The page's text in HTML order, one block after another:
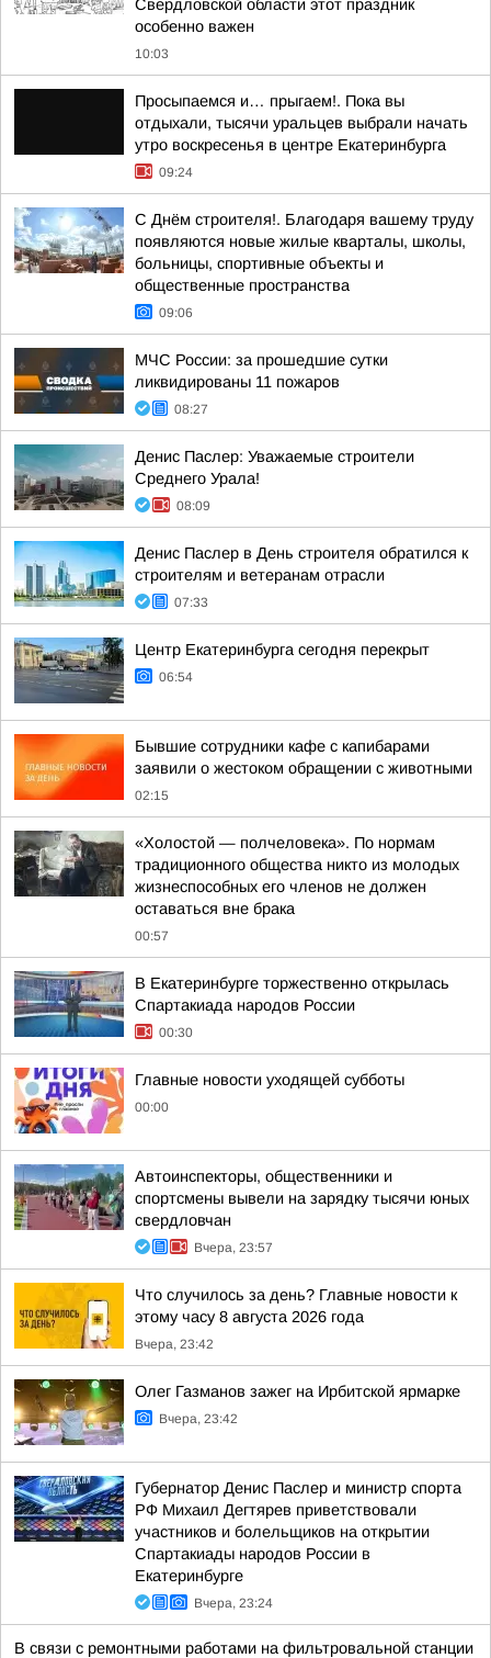
Свердловской области этот праздник
особенно важен
10:03
Просыпаемся и… прыгаем!. Пока вы
отдыхали, тысячи уральцев выбрали начать
утро воскресенья в центре Екатеринбурга
09:24
С Днём строителя!. Благодаря вашему труду
появляются новые жилые кварталы, школы,
больницы, спортивные объекты и
общественные пространства
09:06
МЧС России: за прошедшие сутки
ликвидированы 11 пожаров
08:27
Денис Паслер: Уважаемые строители
Среднего Урала!
08:09
Денис Паслер в День строителя обратился к
строителям и ветеранам отрасли
07:33
Центр Екатеринбурга сегодня перекрыт
06:54
Бывшие сотрудники кафе с капибарами
заявили о жестоком обращении с животными
02:15
«Холостой — полчеловека». По нормам
традиционного общества никто из молодых
жизнеспособных его членов не должен
оставаться вне брака
00:57
В Екатеринбурге торжественно открылась
Спартакиада народов России
00:30
Главные новости уходящей субботы
00:00
Автоинспекторы, общественники и
спортсмены вывели на зарядку тысячи юных
свердловчан
Вчера, 23:57
Что случилось за день? Главные новости к
этому часу 8 августа 2026 года
Вчера, 23:42
Олег Газманов зажег на Ирбитской ярмарке
Вчера, 23:42
Губернатор Денис Паслер и министр спорта
РФ Михаил Дегтярев приветствовали
участников и болельщиков на открытии
Спартакиады народов России в
Екатеринбурге
Вчера, 23:24
В связи с ремонтными работами на фильтровальной станции